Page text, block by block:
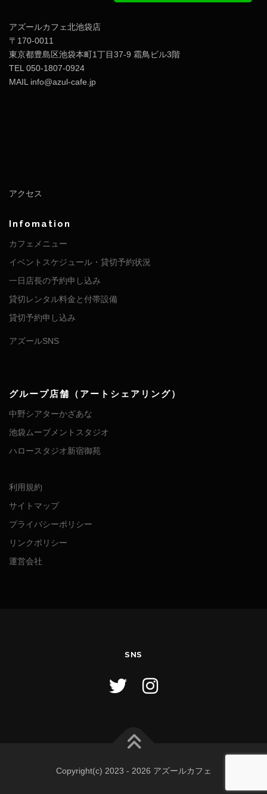
アズールカフェ北池袋店
〒170-0011
東京都豊島区池袋本町1丁目37-9 霜鳥ビル3階
TEL 050-1807-0924
MAIL info@azul-cafe.jp
アクセス
Infomation
カフェメニュー
イベントスケジュール・貸切予約状況
一日店長の予約申し込み
貸切レンタル料金と付帯設備
貸切予約申し込み
アズールSNS
グループ店舗（アートシェアリング）
中野シアターかざあな
池袋ムーブメントスタジオ
ハロースタジオ新宿御苑
利用規約
サイトマップ
プライバシーポリシー
リンクポリシー
運営会社
SNS
Copyright(c) 2023 - 2026 アズールカフェ